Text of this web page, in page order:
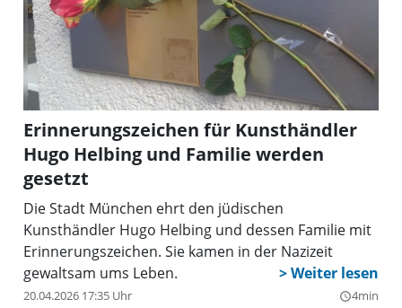
Erinnerungszeichen für Kunsthändler
Hugo Helbing und Familie werden
gesetzt
Die Stadt München ehrt den jüdischen
Kunsthändler Hugo Helbing und dessen Familie mit
Erinnerungszeichen. Sie kamen in der Nazizeit
gewaltsam ums Leben.
20.04.2026 17:35 Uhr query_builder4min